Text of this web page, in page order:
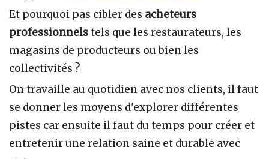
Et pourquoi pas cibler des acheteurs
professionnelstels que les restaurateurs, les
magasins de producteurs ou bien les
collectivités ?
On travaille au quotidien avec nos clients, il faut
se donner les moyens d'explorer différentes
pistes car ensuite il faut du temps pour créer et
entretenir une relation saine et durable avec